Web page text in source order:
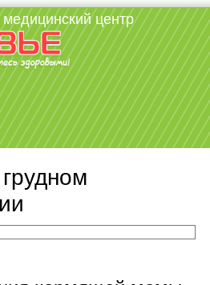
центр